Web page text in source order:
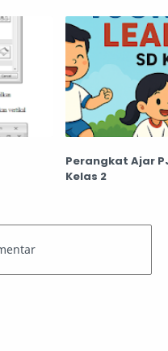
Perangkat Ajar
Kelas 2